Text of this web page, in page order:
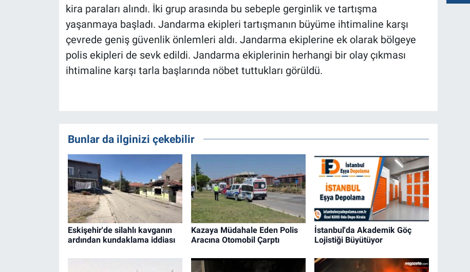
kira paraları alındı. İki grup arasında bu sebeple gerginlik ve tartışma
yaşanmaya başladı. Jandarma ekipleri tartışmanın büyüme ihtimaline karşı
çevrede geniş güvenlik önlemleri aldı. Jandarma ekiplerine ek olarak bölgeye
polis ekipleri de sevk edildi. Jandarma ekiplerinin herhangi bir olay çıkması
ihtimaline karşı tarla başlarında nöbet tuttukları görüldü.
Bunlar da ilginizi çekebilir
Eskişehir'de silahlı kavganın
ardından kundaklama iddiası
Kazaya Müdahale Eden Polis
Aracına Otomobil Çarptı
İstanbul'da Akademik Göç
Lojistiği Büyütüyor